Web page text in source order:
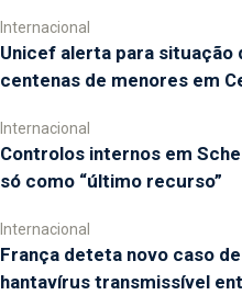
Internacional
Unicef alerta para situação
centenas de menores em
Internacional
Controlos internos em
só como “último recurso”
Internacional
França deteta novo caso de
hantavírus transmissível